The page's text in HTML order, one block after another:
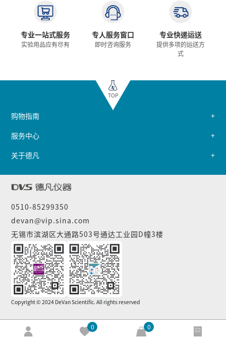
0 0
专业一站式服务
实验用品应有尽有
专人服务窗口
即时咨询服务
专业快递运送
提供多项的运送方
式
TOP
0510-85299350
devan@vip.sina.com
无锡市滨湖区大通路503号通达工业园D幢3楼
购物指南
服务中心
关于德凡
Copyright © 2024 DeVan Scientific. All rights reserved